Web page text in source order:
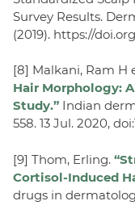
Survey Results.
(2019). https://
[8] Malkani, Ram H
Hair Morphology:
Study.” Indian
558. 13 Jul. 2020,
[9] Thom, Erling.
Cortisol-Induced
drugs in